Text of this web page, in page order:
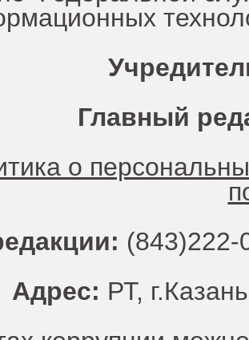
Главный
о
Адрес: РТ,